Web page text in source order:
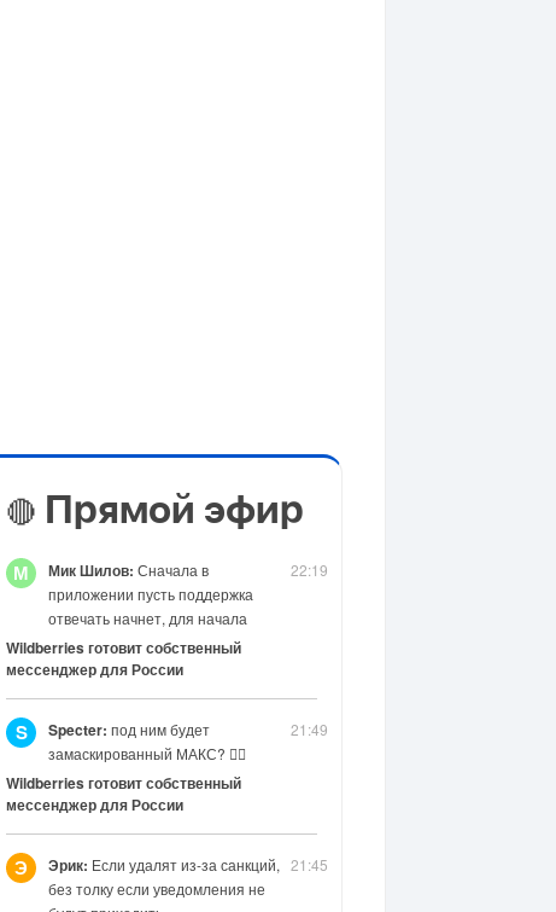
🔴 Прямой эфир
22:19
М Мик Шилов: Сначала в
приложении пусть поддержка
отвечать начнет, для начала
Wildberries готовит собственный
мессенджер для России
21:49
S Specter: под ним будет
замаскированный МАКС? 😶‍🌫️
Wildberries готовит собственный
мессенджер для России
21:45
Э Эрик: Если удалят из-за санкций,
без толку если уведомления не